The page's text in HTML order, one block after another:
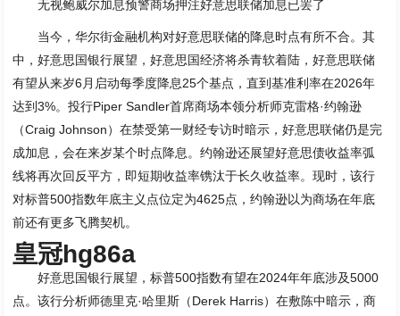
无视鲍威尔加息预警商场押注好意思联储加息已罢了
当今，华尔街金融机构对好意思联储的降息时点有所不合。其
中，好意思国银行展望，好意思国经济将杀青软着陆，好意思联储
有望从来岁6月启动每季度降息25个基点，直到基准利率在2026年
达到3%。投行Piper Sandler首席商场本领分析师克雷格·约翰逊
（Craig Johnson）在禁受第一财经专访时暗示，好意思联储仍是完
成加息，会在来岁某个时点降息。约翰逊还展望好意思债收益率弧
线将再次回反平方，即短期收益率镌汰于长久收益率。现时，该行
对标普500指数年底主义点位定为4625点，约翰逊以为商场在年底
前还有更多飞腾契机。
皇冠hg86a
好意思国银行展望，标普500指数有望在2024年年底涉及5000
点。该行分析师德里克·哈里斯（Derek Harris）在敷陈中暗示，商